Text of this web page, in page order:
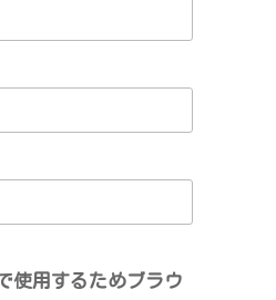
使用するためブラウ